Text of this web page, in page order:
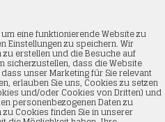
eine funktionierende Website zu
Einstellungen zu speichern. Wir
erstellen und die Besuche auf
sicherzustellen, dass die Website
unser Marketing für Sie relevant
erlauben Sie uns, Cookies zu setzen
und/oder Cookies von Dritten) und
personenbezogenen Daten zu
Cookies finden Sie in unserer
Beflockung